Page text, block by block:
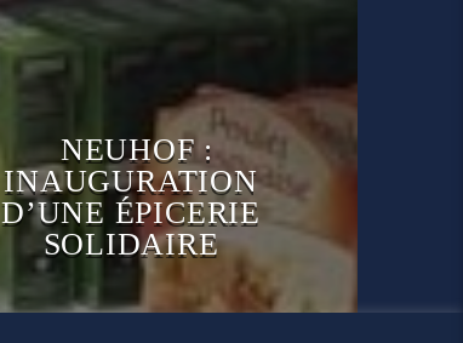
NEUHOF :
INAUGURATION
D’UNE ÉPICERIE
SOLIDAIRE